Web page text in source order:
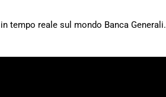
tempo reale sul mondo Banca Generali.